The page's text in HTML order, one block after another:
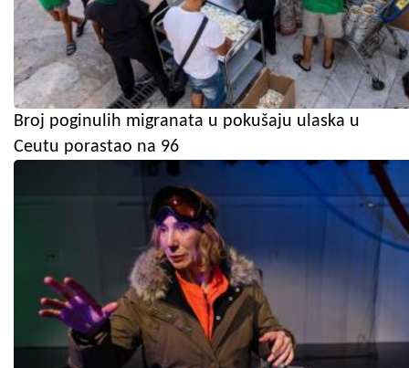
Broj poginulih migranata u pokušaju ulaska u
Ceutu porastao na 96